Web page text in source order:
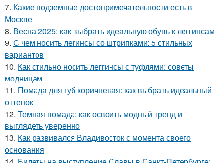
7. Какие подземные достопримечательности есть в
Москве
8. Весна 2025: как выбрать идеальную обувь к леггинсам
9. С чем носить легинсы со штрипками: 5 стильных
вариантов
10. Как стильно носить леггинсы с туфлями: советы
модницам
11. Помада для губ коричневая: как выбрать идеальный
оттенок
12. Темная помада: как освоить модный тренд и
выглядеть уверенно
13. Как развивался Владивосток с момента своего
основания